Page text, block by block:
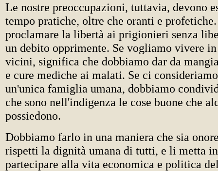
Le nostre preoccupazioni, tuttavia, devono
tempo pratiche, oltre che oranti e
proclamare la libertà ai prigionieri senza
un debito opprimente. Se vogliamo vivere
vicini, significa che dobbiamo dar da
e cure mediche ai malati. Se ci
un'unica famiglia umana, dobbiamo
che sono nell'indigenza le cose buone che
possiedono.
Dobbiamo farlo in una maniera che sia
rispetti la dignità umana di tutti, e li metta
partecipare alla vita economica e politica